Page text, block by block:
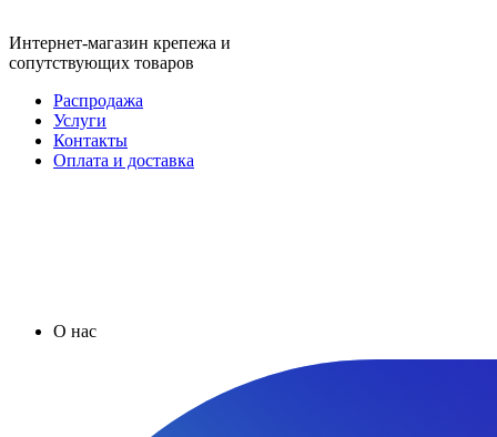
Интернет-магазин крепежа и
сопутствующих товаров
Распродажа
Услуги
Контакты
Оплата и доставка
О нас